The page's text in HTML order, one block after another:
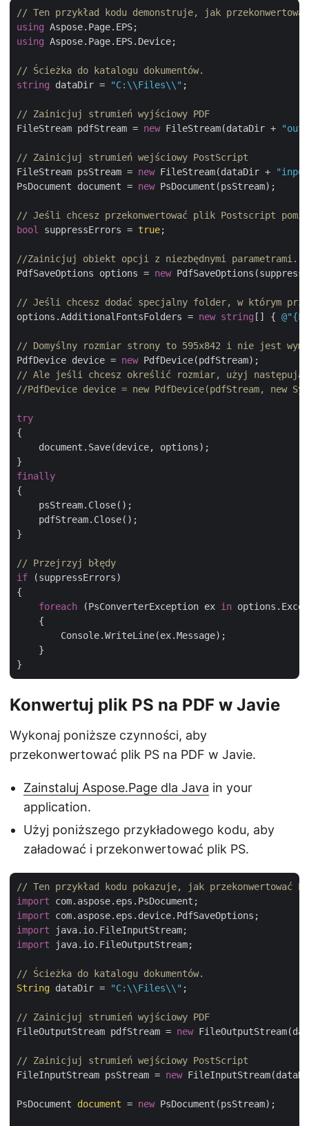
// Ten przykład kodu demonstruje, jak
using
using Aspose.Page.EPS.Device;
// Ścieżka do katalogu dokumentów.
string dataDir = "C:\\Files\\" ;
// Zainicjuj strumień wyjściowy PDF
FileStream pdfStream = new FileStream(dataDir +
// Zainicjuj strumień wejściowy PostScript
FileStream psStream = new FileStream(dataDir +
PsDocument document = new PsDocument(psStream);
// Jeśli chcesz przekonwertować plik Postscript
bool
suppressErrors = true;
//Zainicjuj obiekt opcji z niezbędnymi parametrami.
PdfSaveOptions options = new
// Jeśli chcesz dodać specjalny folder, w którym
options.AdditionalFontsFolders = new string [] {
// Domyślny rozmiar strony to 595x842 i nie jest
PdfDevice device = new
// Ale jeśli chcesz określić rozmiar, użyj
//PdfDevice device = new PdfDevice(pdfStream, new
try
{
    document.Save(device, options);
finally
{
    psStream.Close();
    pdfStream.Close();
}
// Przejrzyj błędy
if (suppressErrors)
{
foreach (PsConverterException ex in
    {
        Console.WriteLine(ex.Message);
    }
Konwertuj plik PS na PDF w Javie
Wykonaj poniższe czynności, aby
przekonwertować plik PS na PDF w Javie.
Zainstaluj Aspose.Page dla Java in your
application.
Użyj poniższego przykładowego kodu, aby
załadować i przekonwertować plik PS.
// Ten przykład kodu pokazuje, jak przekonwertować
import
import
import
import java.io.FileOutputStream;
// Ścieżka do katalogu dokumentów.
String dataDir = "C:\\Files\\" ;
// Zainicjuj strumień wyjściowy PDF
FileOutputStream pdfStream = new
// Zainicjuj strumień wejściowy PostScript
FileInputStream psStream = new
PsDocument document = new PsDocument(psStream);